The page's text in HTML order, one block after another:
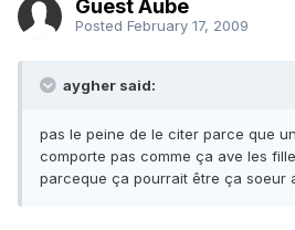
Guest Aube
Posted February 17, 2009
aygher said:
pas le peine de le citer parce que
comporte pas comme ça ave les
parceque ça pourrait être ça soeur